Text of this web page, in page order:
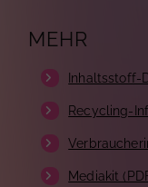
MEHR
Inhaltsstoff-
Recycling-
Mediakit